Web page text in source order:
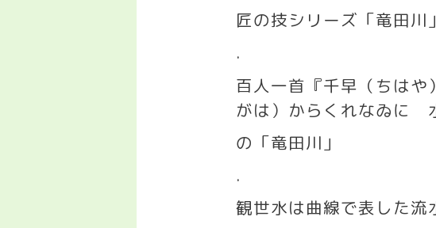
匠の技シリーズ「竜田川
.
百人一首『千早（ちは
がは）からくれなゐに
の「竜田川」
.
観世水は曲線で表した流